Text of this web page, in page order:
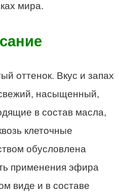
мира.
оттенок. Вкус и запах
насыщенный,
в состав масла,
клеточные
обусловлена
применения эфира
виде и в составе